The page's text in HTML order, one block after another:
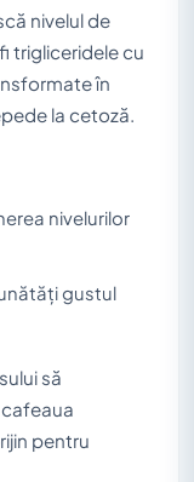
nivelul de
trigliceridele cu
în
la cetoză.
nivelurilor
gustul
să
pentru